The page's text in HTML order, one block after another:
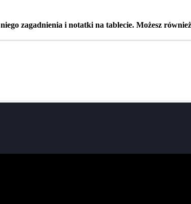
zagadnienia i notatki na tablecie. Możesz